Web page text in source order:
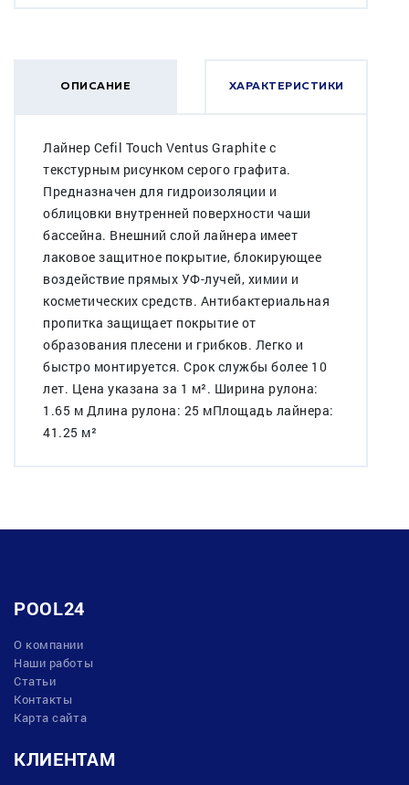
ОПИСАНИЕ ХАРАКТЕРИСТИКИ
Лайнер Cefil Touch Ventus Graphite с
текстурным рисунком серого графита.
Предназначен для гидроизоляции и
облицовки внутренней поверхности чаши
бассейна. Внешний слой лайнера имеет
лаковое защитное покрытие, блокирующее
воздействие прямых УФ-лучей, химии и
косметических средств. Антибактериальная
пропитка защищает покрытие от
образования плесени и грибков. Легко и
быстро монтируется. Срок службы более 10
лет. Цена указана за 1 м². Ширина рулона:
1.65 м Длина рулона: 25 мПлощадь лайнера:
41.25 м²
POOL24
О компании
Наши работы
Статьи
Контакты
Карта сайта
КЛИЕНТАМ